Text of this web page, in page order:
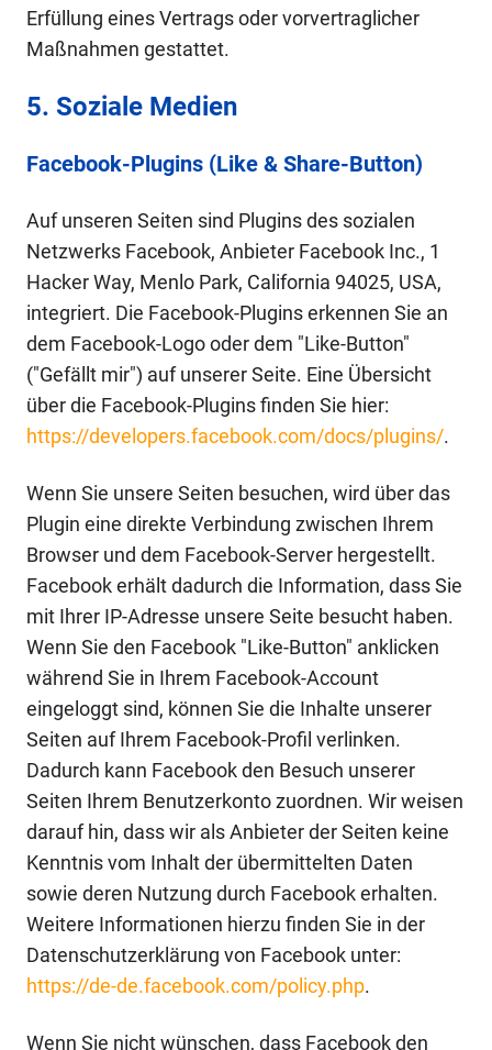
Erfüllung eines Vertrags oder vorvertraglicher
Maßnahmen gestattet.
5. Soziale Medien
Facebook-Plugins (Like & Share-Button)
Auf unseren Seiten sind Plugins des sozialen
Netzwerks Facebook, Anbieter Facebook Inc., 1
Hacker Way, Menlo Park, California 94025, USA,
integriert. Die Facebook-Plugins erkennen Sie an
dem Facebook-Logo oder dem "Like-Button"
("Gefällt mir") auf unserer Seite. Eine Übersicht
über die Facebook-Plugins finden Sie hier:
https://developers.facebook.com/docs/plugins/.
Wenn Sie unsere Seiten besuchen, wird über das
Plugin eine direkte Verbindung zwischen Ihrem
Browser und dem Facebook-Server hergestellt.
Facebook erhält dadurch die Information, dass Sie
mit Ihrer IP-Adresse unsere Seite besucht haben.
Wenn Sie den Facebook "Like-Button" anklicken
während Sie in Ihrem Facebook-Account
eingeloggt sind, können Sie die Inhalte unserer
Seiten auf Ihrem Facebook-Profil verlinken.
Dadurch kann Facebook den Besuch unserer
Seiten Ihrem Benutzerkonto zuordnen. Wir weisen
darauf hin, dass wir als Anbieter der Seiten keine
Kenntnis vom Inhalt der übermittelten Daten
sowie deren Nutzung durch Facebook erhalten.
Weitere Informationen hierzu finden Sie in der
Datenschutzerklärung von Facebook unter:
https://de-de.facebook.com/policy.php.
Wenn Sie nicht wünschen, dass Facebook den